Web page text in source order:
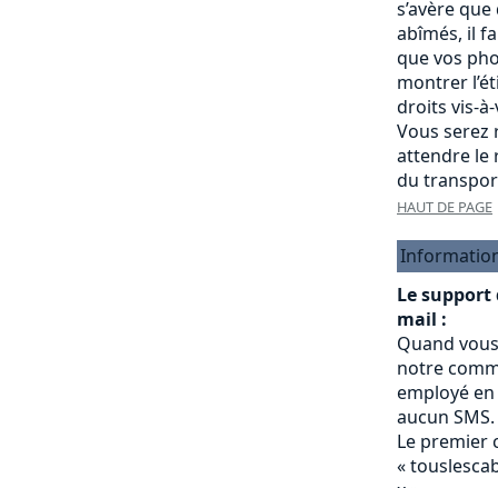
s’avère
abîmés, il
que vos
montrer
droits vis-
Vous serez
attendre le
du
HAUT DE PAGE
Le
mail :
Quand
notre
employé en
aucun SMS.
Le premier
«